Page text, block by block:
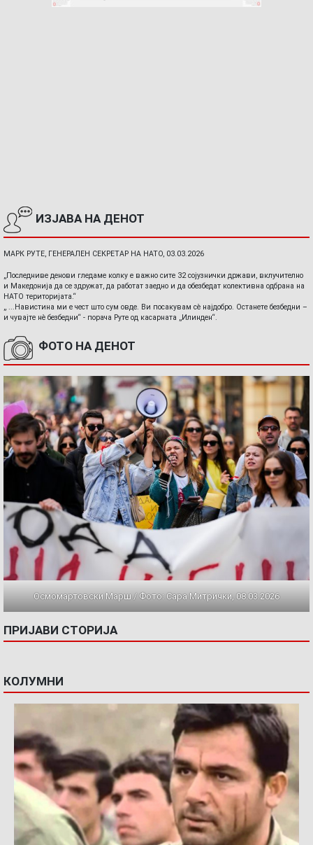
ИЗЈАВА НА ДЕНОТ
МАРК РУТЕ, ГЕНЕРАЛЕН СЕКРЕТАР НА НАТО, 03.03.2026
„Последниве денови гледаме колку е важно сите 32 сојузнички држави, вклучително
и Македонија да се здружат, да работат заедно и да обезбедат колективна одбрана на
НАТО територијата.“
„ ...Навистина ми е чест што сум овде. Ви посакувам сè најдобро. Останете безбедни –
и чувајте нè безбедни“ - порача Руте од касарната „Илинден“.
ФОТО НА ДЕНОТ
Осмомартовски Марш / Фото: Сара Митрички, 08.03.2026
ПРИЈАВИ СТОРИЈА
КОЛУМНИ